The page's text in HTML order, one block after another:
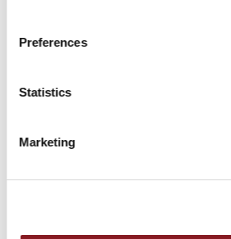
Preferences
Statistics
Marketing